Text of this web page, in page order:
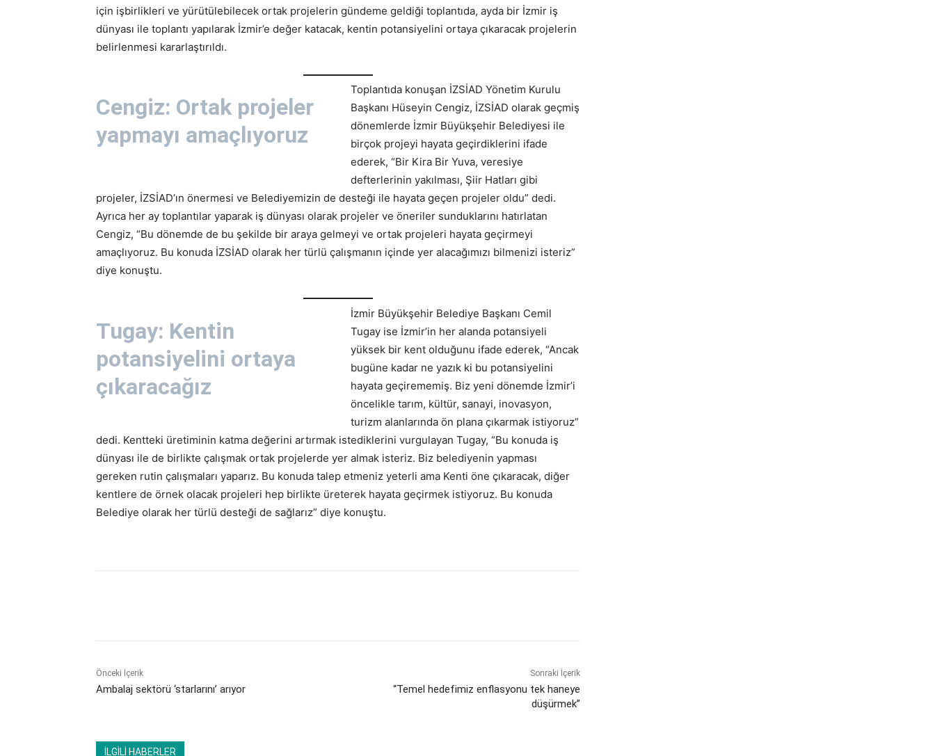
için işbirlikleri ve yürütülebilecek ortak projelerin gündeme geldiği toplantıda, ayda bir İzmir iş
dünyası ile toplantı yapılarak İzmir’e değer katacak, kentin potansiyelini ortaya çıkaracak projelerin
belirlenmesi kararlaştırıldı.
Cengiz: Ortak projeler
yapmayı amaçlıyoruz
Toplantıda konuşan İZSİAD Yönetim Kurulu
Başkanı Hüseyin Cengiz, İZSİAD olarak geçmiş
dönemlerde İzmir Büyükşehir Belediyesi ile
birçok projeyi hayata geçirdiklerini ifade
ederek, “Bir Kira Bir Yuva, veresiye
defterlerinin yakılması, Şiir Hatları gibi
projeler, İZSİAD’ın önermesi ve Belediyemizin de desteği ile hayata geçen projeler oldu” dedi.
Ayrıca her ay toplantılar yaparak iş dünyası olarak projeler ve öneriler sunduklarını hatırlatan
Cengiz, “Bu dönemde de bu şekilde bir araya gelmeyi ve ortak projeleri hayata geçirmeyi
amaçlıyoruz. Bu konuda İZSİAD olarak her türlü çalışmanın içinde yer alacağımızı bilmenizi isteriz”
diye konuştu.
Tugay: Kentin
potansiyelini ortaya
çıkaracağız
İzmir Büyükşehir Belediye Başkanı Cemil
Tugay ise İzmir’in her alanda potansiyeli
yüksek bir kent olduğunu ifade ederek, “Ancak
bugüne kadar ne yazık ki bu potansiyelini
hayata geçirememiş. Biz yeni dönemde İzmir’i
öncelikle tarım, kültür, sanayi, inovasyon,
turizm alanlarında ön plana çıkarmak istiyoruz”
dedi. Kentteki üretiminin katma değerini artırmak istediklerini vurgulayan Tugay, “Bu konuda iş
dünyası ile de birlikte çalışmak ortak projelerde yer almak isteriz. Biz belediyenin yapması
gereken rutin çalışmaları yaparız. Bu konuda talep etmeniz yeterli ama Kenti öne çıkaracak, diğer
kentlere de örnek olacak projeleri hep birlikte üreterek hayata geçirmek istiyoruz. Bu konuda
Belediye olarak her türlü desteği de sağlarız” diye konuştu.
Önceki İçerik
Ambalaj sektörü ‘starlarını’ arıyor
Sonraki İçerik
“Temel hedefimiz enflasyonu tek haneye
düşürmek”
İLGİLİ HABERLER